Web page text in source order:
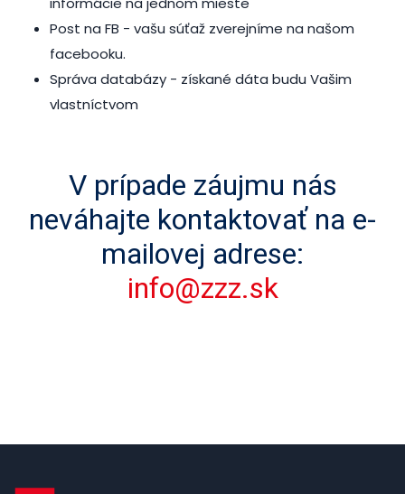
Post na FB - vašu súťaž zverejníme na našom
facebooku.
Správa databázy - získané dáta budu Vašim
vlastníctvom
V prípade záujmu nás
neváhajte kontaktovať na e-
mailovej adrese:
info@zzz.sk